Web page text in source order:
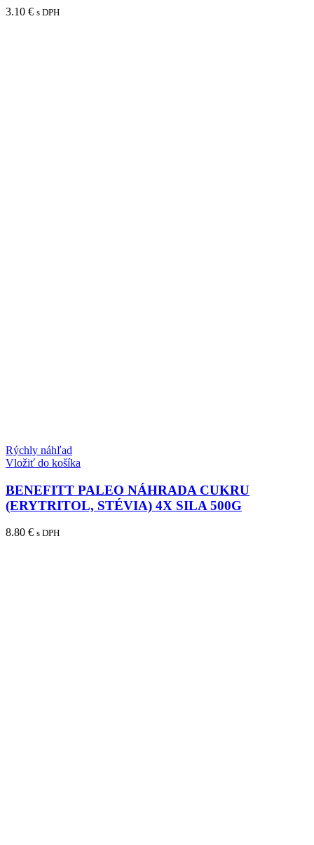
3.10 € s DPH
Rýchly náhľad
Vložiť do košíka
BENEFITT PALEO NÁHRADA CUKRU
(ERYTRITOL, STÉVIA) 4X SILA 500G
8.80 € s DPH